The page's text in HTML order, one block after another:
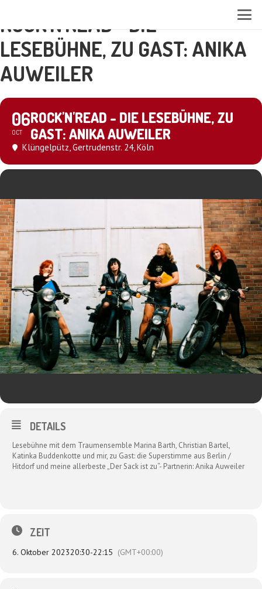
ROCK'N'READ - DIE
LESEBÜHNE, ZU GAST: ANIKA
AUWEILER
06
OCT
ROCK'N'READ - DIE LESEBÜHNE, ZU
GAST: ANIKA AUWEILER
Klüngelpütz, Gertrudenstr. 24, Köln
DETAILS
Lesebühne mit dem Traumensemble Marina Barth, Christian Bartel,
Katinka Buddenkotte und mir, zu Gast: die Superstimme aus Berlin /
Hitdorf und meine allerbeste „Der Sack ist zu“- Partnerin: Anika Auweiler
ZEIT
6. Oktober 202320:30-22:15 (GMT+00:00)